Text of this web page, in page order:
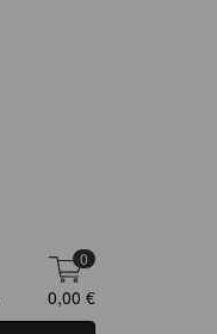
0
0,00 €